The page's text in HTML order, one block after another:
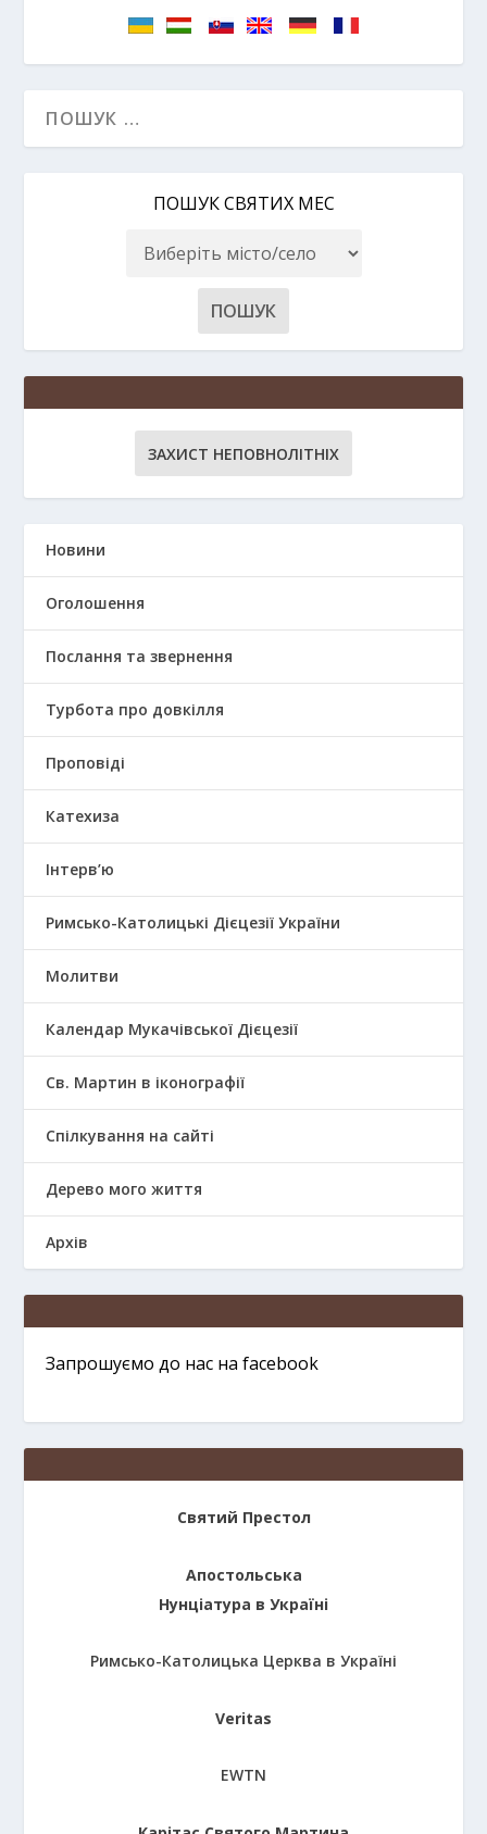
ПОШУК СВЯТИХ МЕС
ЗАХИСТ НЕПОВНОЛІТНІХ
Новини
Оголошення
Послання та звернення
Турбота про довкілля
Проповіді
Катехиза
Інтерв’ю
Римсько-Католицькі Дієцезії України
Молитви
Календар Мукачівської Дієцезії
Св. Мартин в іконографії
Спілкування на сайті
Дерево мого життя
Архів
Запрошуємо до нас на facebook
Святий Престол
Апостольська
Нунціатура в Україні
Римсько-Католицька Церква в Україні
Veritas
EWTN